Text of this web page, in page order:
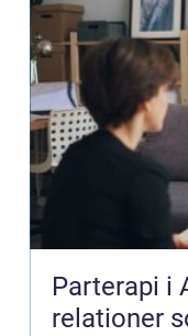
Parterapi i
relationer